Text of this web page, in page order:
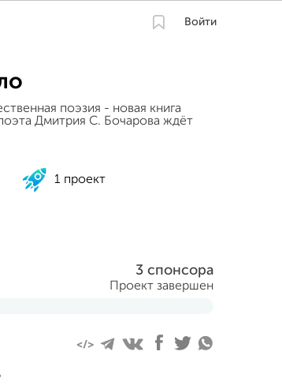
Войти
поэзия - новая книга
Дмитрия С. Бочарова ждёт
1 проект
3 спонсора
Проект завершен